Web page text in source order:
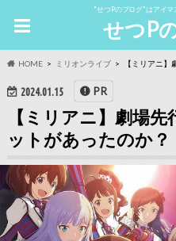
"せつPのブログ"はアイ
せつP
HOME ミリオンライブ 【ミリアニ
2024.01.15 PR
【ミリアニ】劇場
ットがあったのか？